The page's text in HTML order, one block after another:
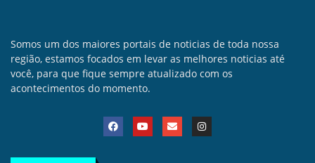
Somos um dos maiores portais de noticias de toda nossa
região, estamos focados em levar as melhores noticias até
você, para que fique sempre atualizado com os
acontecimentos do momento.